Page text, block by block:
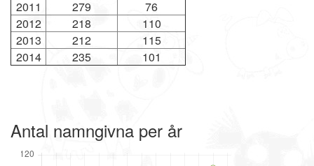
2011
279
76
2012
218
110
2013
212
115
2014
235 101
Antal namngivna per år